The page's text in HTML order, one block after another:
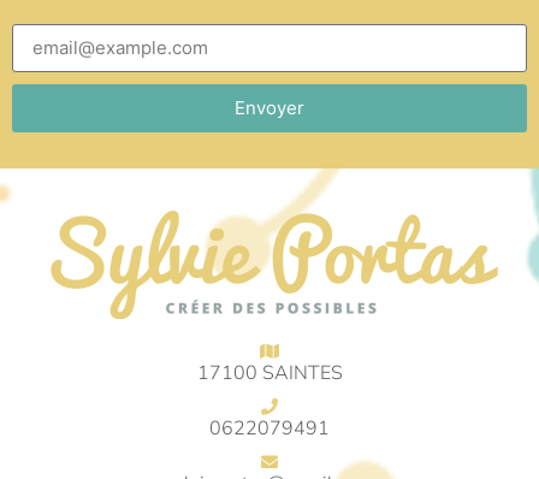
Envoyer
17100 SAINTES
0622079491